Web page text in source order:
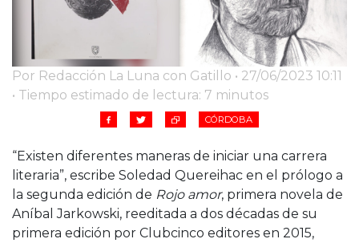
Río Tercero
Despeñaderos
Por Redacción La Luna con Gatillo • 27/06/2023 10:11
• Tiempo estimado de lectura: 7 minutos
CÓRDOBA
“Existen diferentes maneras de iniciar una carrera
literaria”, escribe Soledad Quereihac en el prólogo a
la segunda edición de Rojo amor, primera novela de
Aníbal Jarkowski, reeditada a dos décadas de su
primera edición por Clubcinco editores en 2015,